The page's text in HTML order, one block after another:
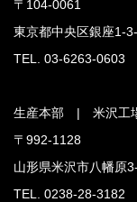
〒104-0061
東京都中央区銀座1-
TEL. 03-6263-0603
生産本部 | 米沢工
〒992-1128
山形県米沢市八幡原
TEL. 0238-28-3182